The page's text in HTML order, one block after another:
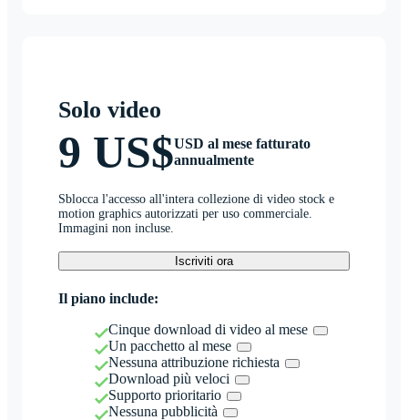
Solo video
9 US$USD al mese fatturato
annualmente
Sblocca l'accesso all'intera collezione di video stock e
motion graphics autorizzati per uso commerciale.
Immagini non incluse.
Iscriviti ora
Il piano include:
Cinque download di video al mese
Un pacchetto al mese
Nessuna attribuzione richiesta
Download più veloci
Supporto prioritario
Nessuna pubblicità